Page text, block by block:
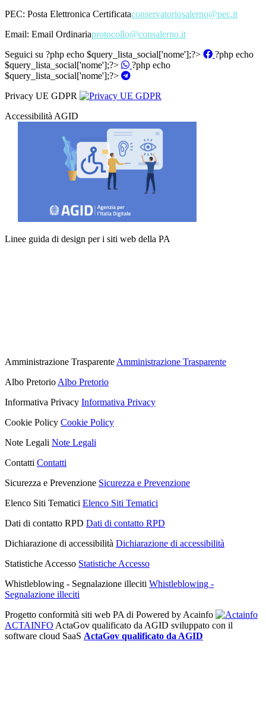
PEC: Posta Elettronica Certificataconservatoriosalerno@pec.it
Email: Email Ordinariaprotocollo@consalerno.it
Seguici su ?php echo $query_lista_social['nome'];?>
?php echo
$query_lista_social['nome'];?>
?php echo
$query_lista_social['nome'];?>
Privacy UE GDPR
Accessibilità AGID
Linee guida di design per i siti web della PA
Amministrazione Trasparente Amministrazione Trasparente
Albo Pretorio Albo Pretorio
Informativa Privacy Informativa Privacy
Cookie Policy Cookie Policy
Note Legali Note Legali
Contatti Contatti
Sicurezza e Prevenzione Sicurezza e Prevenzione
Elenco Siti Tematici Elenco Siti Tematici
Dati di contatto RPD Dati di contatto RPD
Dichiarazione di accessibilità Dichiarazione di accessibilità
Statistiche Accesso Statistiche Accesso
Whistleblowing - Segnalazione illeciti Whistleblowing -
Segnalazione illeciti
Progetto conformità siti web PA di Powered by Acainfo
ACTAINFO ActaGov qualificato da AGID sviluppato con il
software cloud SaaS ActaGov qualificato da AGID